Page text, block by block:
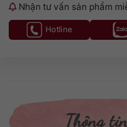
Nhận tư vấn sản phẩm
Hotline
Thông